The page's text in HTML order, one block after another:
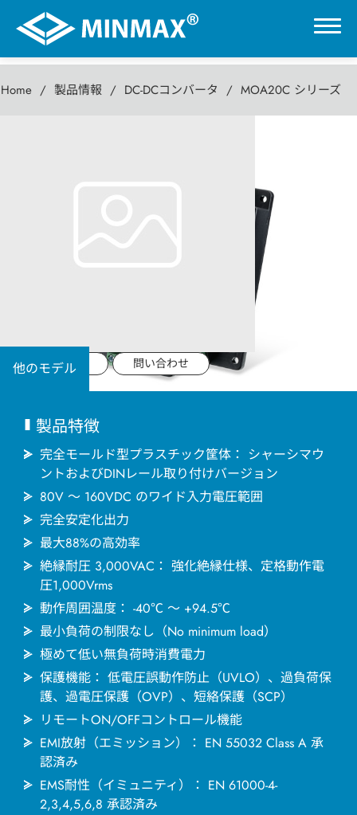
Home 製品情報 DC-DCコンバータ MOA20C シリーズ
他のモデル
データシート 問い合わせ
製品特徴
完全モールド型プラスチック筐体： シャーシマウ
ントおよびDINレール取り付けバージョン
80V ～ 160VDC のワイド入力電圧範囲
完全安定化出力
最大88%の高効率
絶縁耐圧 3,000VAC： 強化絶縁仕様、定格動作電
圧1,000Vrms
動作周囲温度： -40℃ ～ +94.5℃
最小負荷の制限なし（No minimum load）
極めて低い無負荷時消費電力
保護機能： 低電圧誤動作防止（UVLO）、過負荷保
護、過電圧保護（OVP）、短絡保護（SCP）
リモートON/OFFコントロール機能
EMI放射（エミッション）： EN 55032 Class A 承
認済み
EMS耐性（イミュニティ）： EN 61000-4-
2,3,4,5,6,8 承認済み
0
DC-DCコンバータ
用途分野
会社情報
最新情報
お問い合わせ